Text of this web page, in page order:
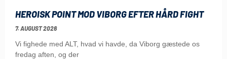
HEROISK POINT MOD VIBORG EFTER HÅRD FIGHT
7. AUGUST 2026
Vi fighede med ALT, hvad vi havde, da Viborg gæstede os
fredag aften, og der